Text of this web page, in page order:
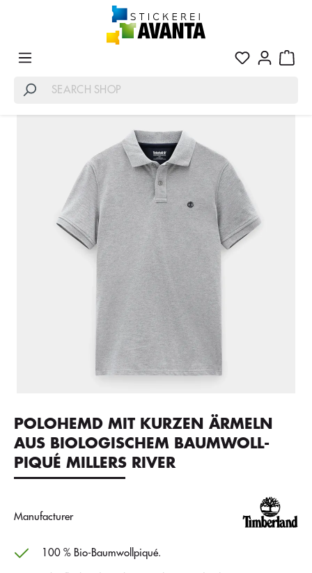
POLOHEMD MIT KURZEN ÄRMELN
AUS BIOLOGISCHEM BAUMWOLL-
PIQUÉ MILLERS RIVER
Manufacturer
100 % Bio-Baumwollpiqué.